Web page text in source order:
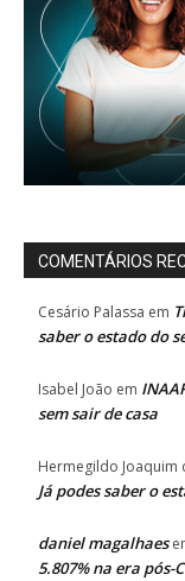
COMENTÁRIOS
Cesário Palassa em
saber o estado do
Isabel João em
sem sair de casa
Hermegildo Joaquim
Já podes saber o
daniel magalhaes
5.807% na era pós-